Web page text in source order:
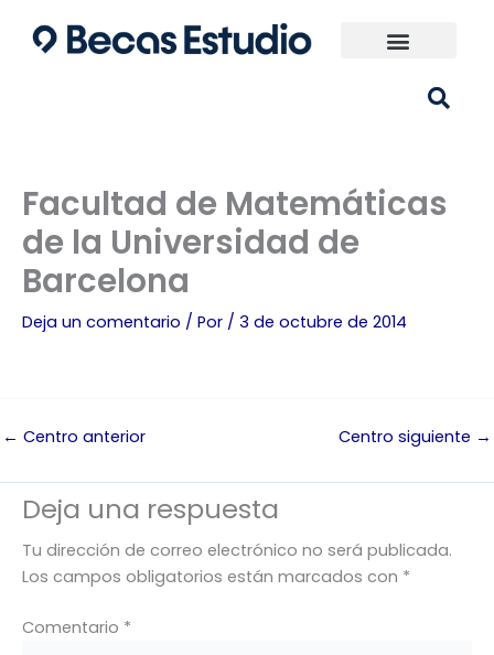
Facultad de Matemáticas
de la Universidad de
Barcelona
Deja un comentario / Por / 3 de octubre de 2014
← Centro anterior Centro siguiente →
Deja una respuesta
Tu dirección de correo electrónico no será publicada.
Los campos obligatorios están marcados con *
Comentario *